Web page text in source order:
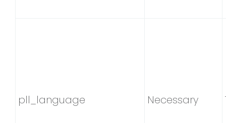
pll_language Necessary